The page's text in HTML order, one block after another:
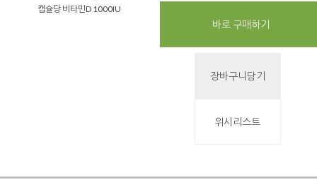
캡슐당 비타민D 1000IU
바로 구매하기
장바구니담기
위시리스트